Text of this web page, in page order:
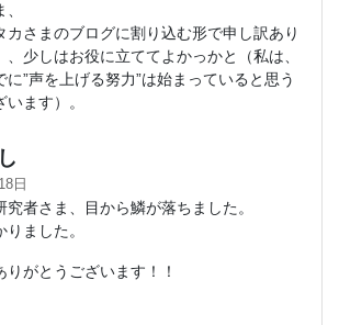
カさまのブログに割り込む形で申し訳あり
、少しはお役に立ててよかっかと（私は、
に”声を上げる努力”は始まっていると思う
ます）。
日
究者さま、目から鱗が落ちました。
りました。
りがとうございます！！